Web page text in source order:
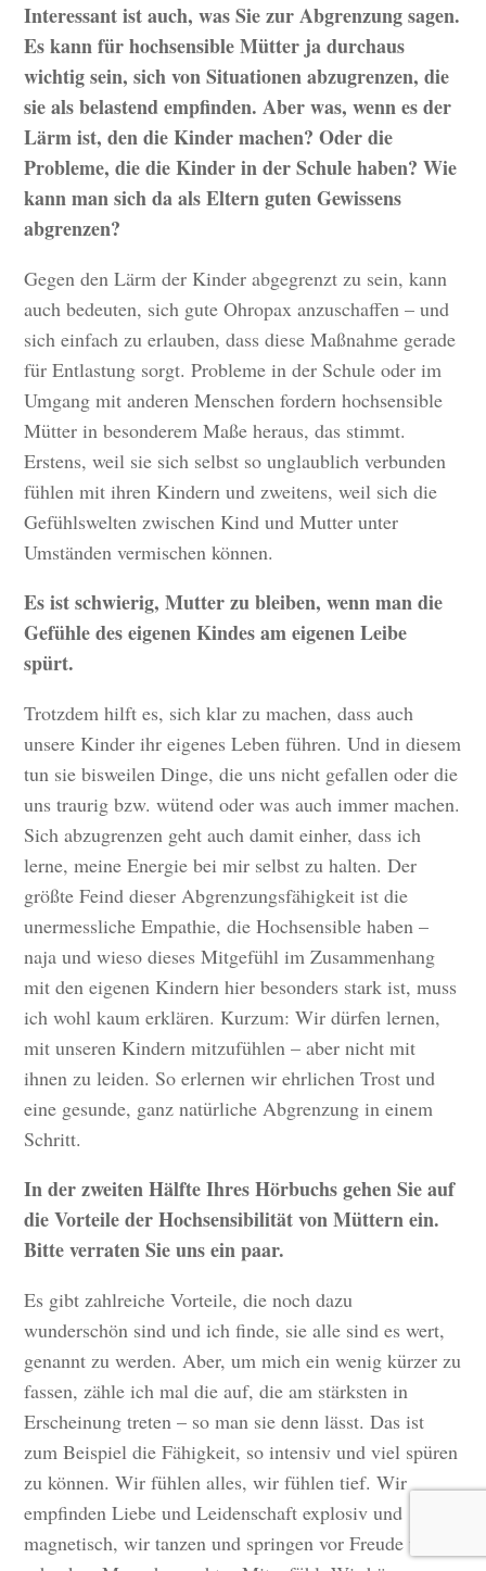
Interessant ist auch, was Sie zur Abgrenzung sagen.
Es kann für hochsensible Mütter ja durchaus
wichtig sein, sich von Situationen abzugrenzen, die
sie als belastend empfinden. Aber was, wenn es der
Lärm ist, den die Kinder machen? Oder die
Probleme, die die Kinder in der Schule haben? Wie
kann man sich da als Eltern guten Gewissens
abgrenzen?
Gegen den Lärm der Kinder abgegrenzt zu sein, kann
auch bedeuten, sich gute Ohropax anzuschaffen – und
sich einfach zu erlauben, dass diese Maßnahme gerade
für Entlastung sorgt. Probleme in der Schule oder im
Umgang mit anderen Menschen fordern hochsensible
Mütter in besonderem Maße heraus, das stimmt.
Erstens, weil sie sich selbst so unglaublich verbunden
fühlen mit ihren Kindern und zweitens, weil sich die
Gefühlswelten zwischen Kind und Mutter unter
Umständen vermischen können.
Es ist schwierig, Mutter zu bleiben, wenn man die
Gefühle des eigenen Kindes am eigenen Leibe
spürt.
Trotzdem hilft es, sich klar zu machen, dass auch
unsere Kinder ihr eigenes Leben führen. Und in diesem
tun sie bisweilen Dinge, die uns nicht gefallen oder die
uns traurig bzw. wütend oder was auch immer machen.
Sich abzugrenzen geht auch damit einher, dass ich
lerne, meine Energie bei mir selbst zu halten. Der
größte Feind dieser Abgrenzungsfähigkeit ist die
unermessliche Empathie, die Hochsensible haben –
naja und wieso dieses Mitgefühl im Zusammenhang
mit den eigenen Kindern hier besonders stark ist, muss
ich wohl kaum erklären. Kurzum: Wir dürfen lernen,
mit unseren Kindern mitzufühlen – aber nicht mit
ihnen zu leiden. So erlernen wir ehrlichen Trost und
eine gesunde, ganz natürliche Abgrenzung in einem
Schritt.
In der zweiten Hälfte Ihres Hörbuchs gehen Sie auf
die Vorteile der Hochsensibilität von Müttern ein.
Bitte verraten Sie uns ein paar.
Es gibt zahlreiche Vorteile, die noch dazu
wunderschön sind und ich finde, sie alle sind es wert,
genannt zu werden. Aber, um mich ein wenig kürzer zu
fassen, zähle ich mal die auf, die am stärksten in
Erscheinung treten – so man sie denn lässt. Das ist
zum Beispiel die Fähigkeit, so intensiv und viel spüren
zu können. Wir fühlen alles, wir fühlen tief. Wir
empfinden Liebe und Leidenschaft explosiv und
magnetisch, wir tanzen und springen vor Freude und